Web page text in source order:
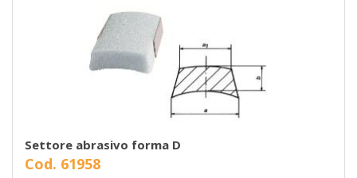
Settore abrasivo forma D
Cod. 61958